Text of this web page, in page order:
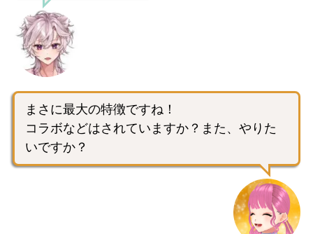
まさに最大の特徴ですね！
コラボなどはされていますか？また、やりた
いですか？